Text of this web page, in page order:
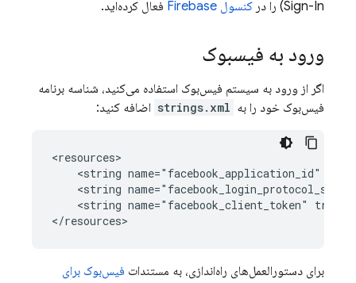
Sign-In) را در کنسول Firebase فعال کرده‌اید.
ورود به فیسبوک
اگر از ورود به سیستم فیس‌بوک استفاده می‌کنید، شناسه برنامه
فیس‌بوک خود را به strings.xml اضافه کنید:
<string name="facebook_application_id"
<string
<string name="facebook_client_token"
برای دستورالعمل‌های راه‌اندازی، به مستندات فیس‌بوک برای